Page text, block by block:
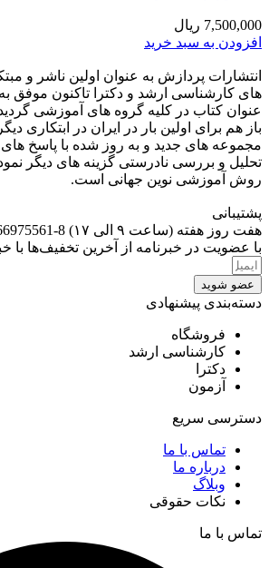
7,500,000 ریال
افزودن به سبد خرید
عنوان کتاب در کلیه گروه های آموزشی
باز هم برای اولین بار در ایران در ابتکاری
مجموعه های جدید و به روز شده با پاسخ
تحلیل و بررسی نادرستی گزینه های دیگر
روش آموزشی نوین جهانی است.
پشتیبانی
هفت روز هفته (ساعت ۹ الی ۱۷) 8-66975561-021
با عضویت در خبرنامه از آخرین تخفیف‌ها با
عضو شوید
دسته‌بندی پیشنهادی
فروشگاه
کارشناسی ارشد
دکترا
آزمون
دسترسی سریع
تماس با ما
درباره ما
وبلاگ
نکات حقوقی
تماس با ما